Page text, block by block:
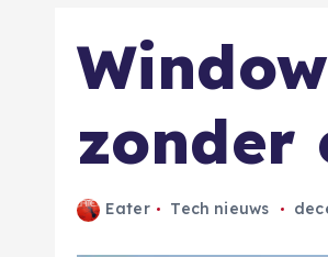
zonder
Eater Tech nieuws